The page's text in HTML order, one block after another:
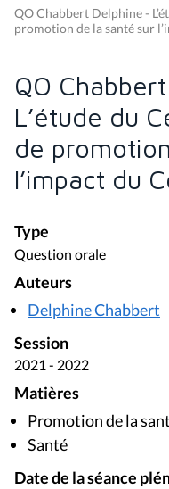
QO Chabbert Delphine -
promotion de la santé sur
QO
L’étude du
de
l’impact du
Type
Question orale
Auteurs
Delphine Chabbert
Session
2021 - 2022
Matières
Promotion de la
Santé
Date de la séance